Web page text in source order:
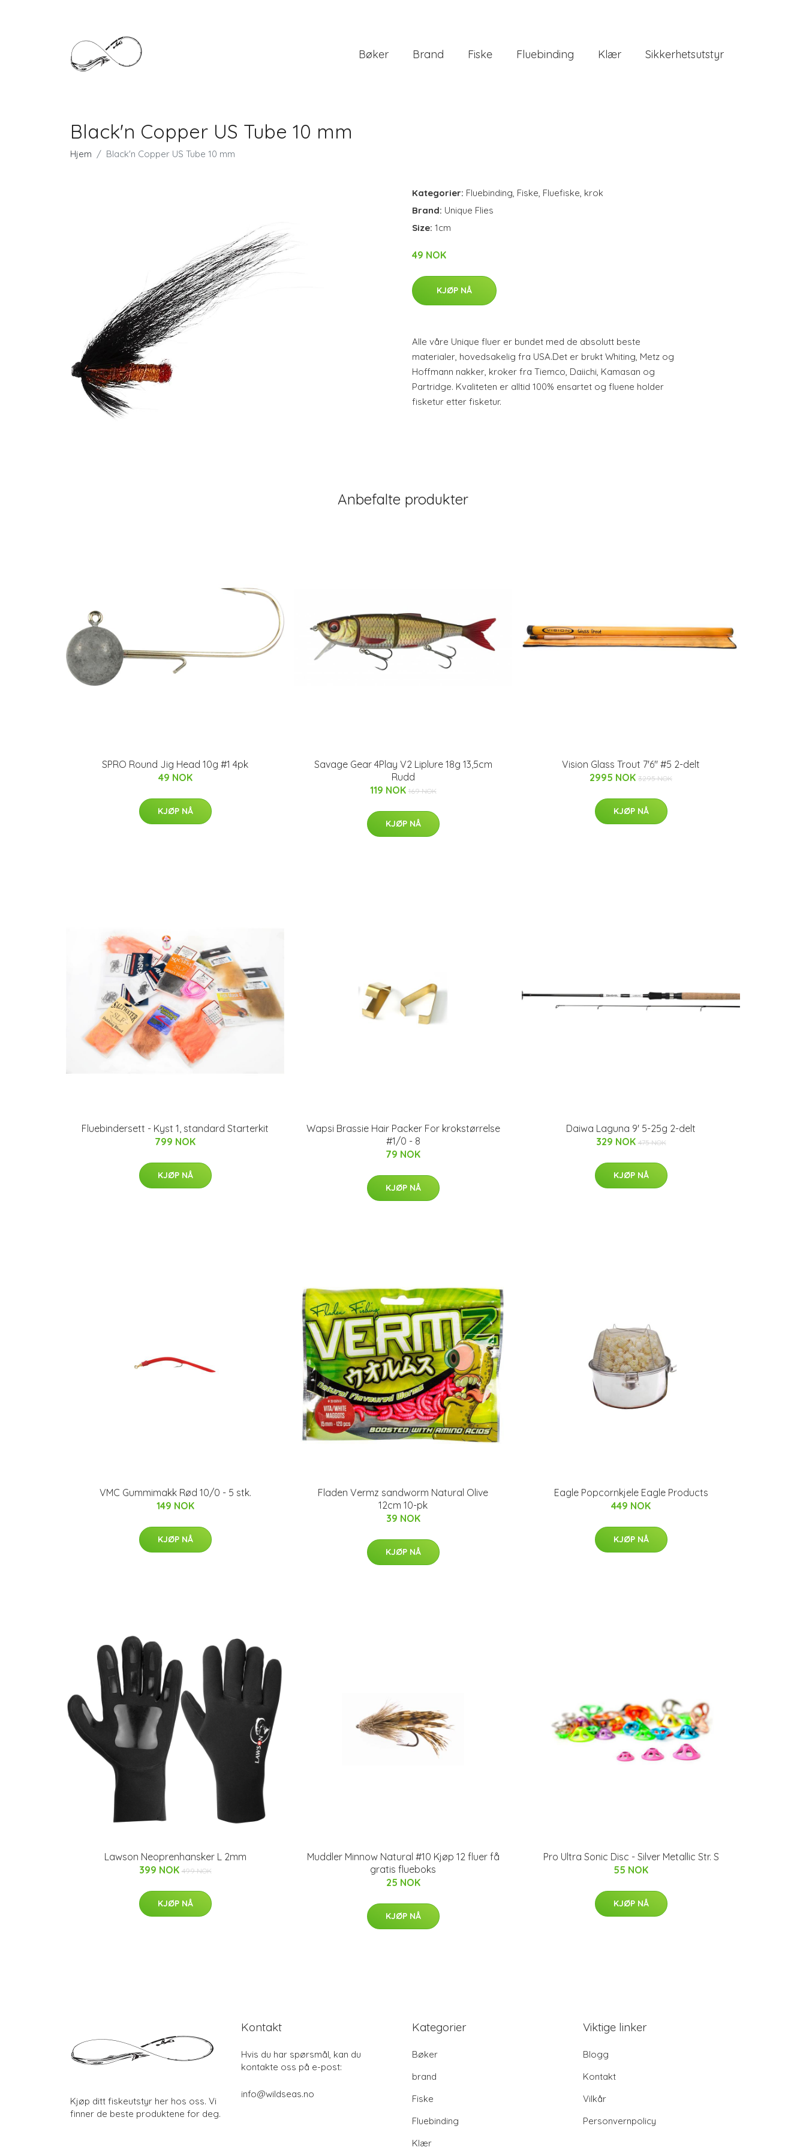
Bøker Brand Fiske Fluebinding Klær Sikkerhetsutstyr
Black'n Copper US Tube 10 mm
Hjem Black'n Copper US Tube 10 mm
Kategorier: Fluebinding, Fiske, Fluefiske, krok
Brand: Unique Flies
Size: 1cm
49 NOK
KJØP NÅ
Alle våre Unique fluer er bundet med de absolutt beste
materialer, hovedsakelig fra USA.Det er brukt Whiting, Metz og
Hoffmann nakker, kroker fra Tiemco, Daiichi, Kamasan og
Partridge. Kvaliteten er alltid 100% ensartet og fluene holder
fisketur etter fisketur.
Anbefalte produkter
SPRO Round Jig Head 10g #1 4pk
49 NOK
KJØP NÅ
Savage Gear 4Play V2 Liplure 18g 13,5cm
Rudd
119 NOK 169 NOK
KJØP NÅ
Vision Glass Trout 7'6" #5 2-delt
2995 NOK 3295 NOK
KJØP NÅ
Fluebindersett - Kyst 1, standard Starterkit
799 NOK
KJØP NÅ
Wapsi Brassie Hair Packer For krokstørrelse
#1/0 - 8
79 NOK
KJØP NÅ
Daiwa Laguna 9' 5-25g 2-delt
329 NOK 475 NOK
KJØP NÅ
VMC Gummimakk Rød 10/0 - 5 stk.
149 NOK
KJØP NÅ
Fladen Vermz sandworm Natural Olive
12cm 10-pk
39 NOK
KJØP NÅ
Eagle Popcornkjele Eagle Products
449 NOK
KJØP NÅ
Lawson Neoprenhansker L 2mm
399 NOK 499 NOK
KJØP NÅ
Muddler Minnow Natural #10 Kjøp 12 fluer få
gratis flueboks
25 NOK
KJØP NÅ
Pro Ultra Sonic Disc - Silver Metallic Str. S
55 NOK
KJØP NÅ
Kjøp ditt fiskeutstyr her hos oss. Vi
finner de beste produktene for deg.
Kontakt
Hvis du har spørsmål, kan du
kontakte oss på e-post:
info@wildseas.no
Kategorier
Bøker
brand
Fiske
Fluebinding
Klær
Viktige linker
Blogg
Kontakt
Vilkår
Personvernpolicy